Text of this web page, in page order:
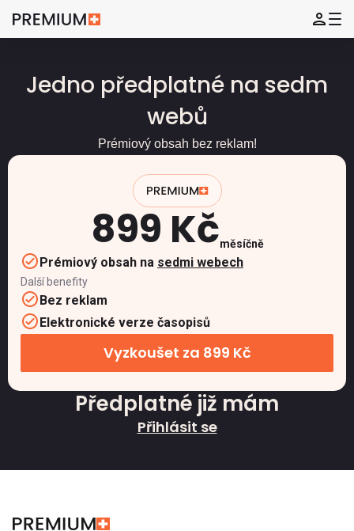
Jedno předplatné na sedm
webů
Prémiový obsah bez reklam!
899 Kčměsíčně
Prémiový obsah na sedmi webech
Další benefity
Bez reklam
Elektronické verze časopisů
Vyzkoušet za 899 Kč
Předplatné již mám
Přihlásit se